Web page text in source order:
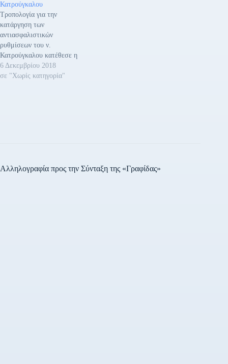
Κατρούγκαλου
Τροπολογία για την
κατάργηση των
αντιασφαλιστικών
ρυθμίσεων του ν.
Κατρούγκαλου κατέθεσε η
Κοινοβουλευτική Ομάδα του
ΚΚΕ στη Βουλή και
Πέμπτη…
6 Δεκεμβρίου 2018
σε "Χωρίς κατηγορία"
Αλληλογραφία προς την Σύνταξη της «Γραφίδας»